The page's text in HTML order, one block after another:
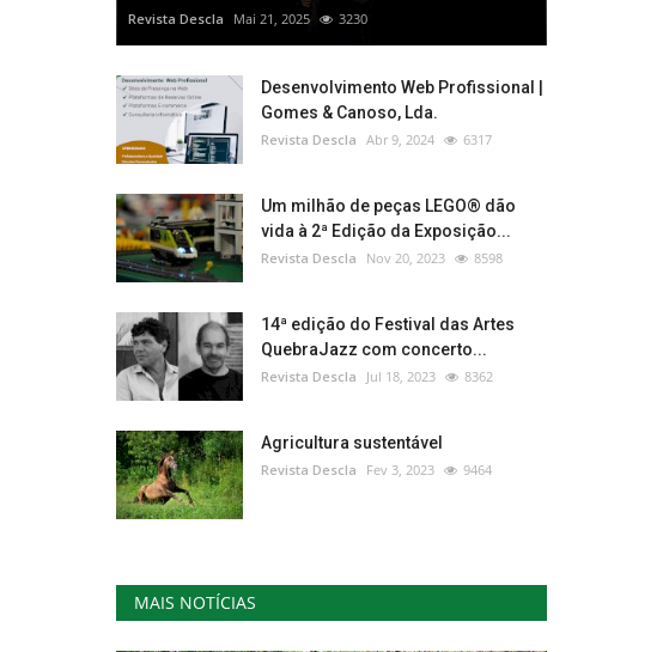
Revista Descla Mai 21, 2025 3230
Desenvolvimento Web Profissional |
Gomes & Canoso, Lda.
Revista Descla Abr 9, 2024 6317
Um milhão de peças LEGO® dão
vida à 2ª Edição da Exposição...
Revista Descla Nov 20, 2023 8598
14ª edição do Festival das Artes
QuebraJazz com concerto...
Revista Descla Jul 18, 2023 8362
Agricultura sustentável
Revista Descla Fev 3, 2023 9464
MAIS NOTÍCIAS